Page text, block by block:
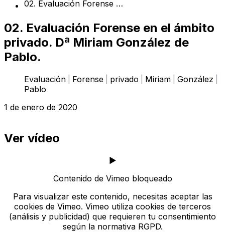
02. Evaluación Forense en el ámbito privado. Dª Miriam González de Pablo.
02. Evaluación Forense en el ámbito
privado. Dª Miriam González de
Pablo.
Categorías:
Evaluación Forense privado Miriam
González
Pablo
1 de enero de 2020
Ver vídeo
▶️
Contenido de Vimeo bloqueado
Para visualizar este contenido, necesitas aceptar las
cookies de Vimeo. Vimeo utiliza cookies de terceros
(análisis y publicidad) que requieren tu consentimiento
según la normativa RGPD.